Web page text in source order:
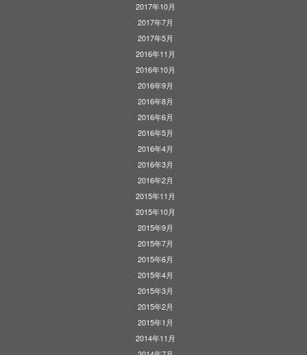
2017年10月
2017年7月
2017年5月
2016年11月
2016年10月
2016年9月
2016年8月
2016年6月
2016年5月
2016年4月
2016年3月
2016年2月
2015年11月
2015年10月
2015年9月
2015年7月
2015年6月
2015年4月
2015年3月
2015年2月
2015年1月
2014年11月